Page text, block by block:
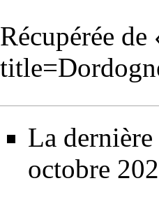
Récupérée de
La
octobre